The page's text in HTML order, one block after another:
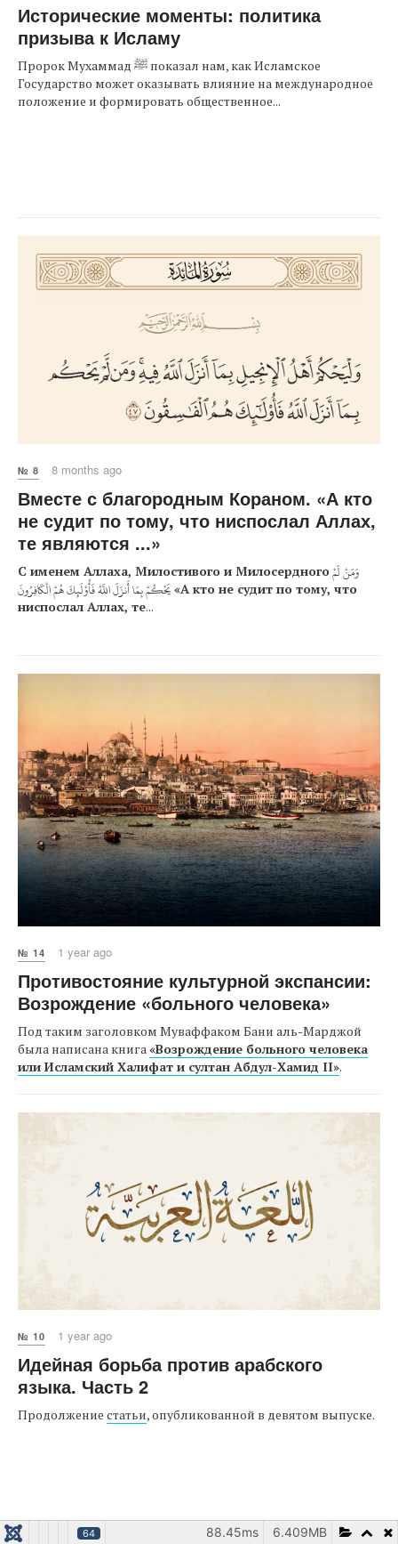
Исторические моменты: политика
призыва к Исламу
Пророк Мухаммад ﷺ показал нам, как Исламское
Государство может оказывать влияние на международное
положение и формировать общественное...
№ 8 8 months ago
Вместе с благородным Кораном. «А кто
не судит по тому, что ниспослал Аллах,
те являются ...»
С именем Аллаха, Милостивого и Милосердного
«А кто не судит по тому, что
ниспослал Аллах, те...
№ 14 1 year ago
Противостояние культурной экспансии:
Возрождение «больного человека»
Под таким заголовком Муваффаком Бани аль-Марджой
была написана книга «Возрождение больного человека
или Исламский Халифат и султан Абдул-Хамид II».
№ 10 1 year ago
Идейная борьба против арабского
языка. Часть 2
Продолжение статьи, опубликованной в девятом выпуске.
64 6.409MB
88.45ms